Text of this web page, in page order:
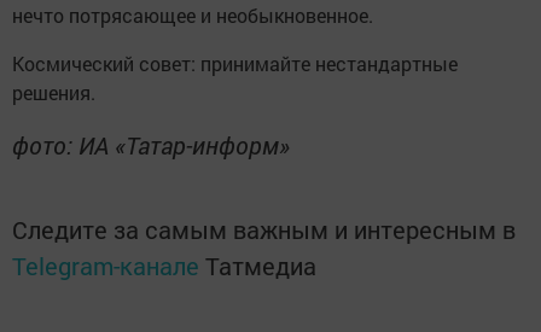
нечто потрясающее и необыкновенное.
Космический совет: принимайте нестандартные
решения.
фото: ИА «Татар-информ»
Следите за самым важным и интересным в
Telegram-канале Татмедиа